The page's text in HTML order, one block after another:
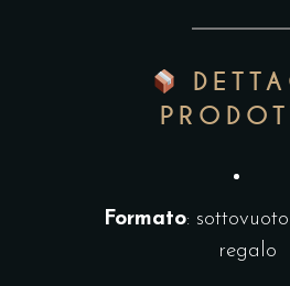
Formato:
regalo